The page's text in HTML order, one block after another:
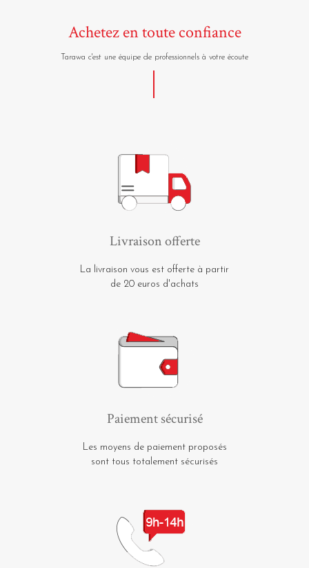
Achetez en toute confiance
Tarawa c'est une équipe de professionnels à votre écoute
Livraison offerte
La livraison vous est offerte à partir
de 20 euros d'achats
Paiement sécurisé
Les moyens de paiement proposés
sont tous totalement sécurisés